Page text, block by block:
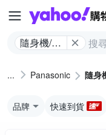
隨身機/類
Panasonic 隨身
品牌 快速到貨